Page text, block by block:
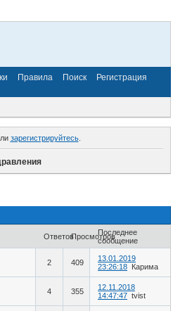
Правила Поиск
Регистрация
зарегистрируйтесь.
ОтветовПросмотровПоследнее
сообщение
2 409
13.01.2019
23:26:18
Карима
4 355
12.11.2018
14:47:47 tvist